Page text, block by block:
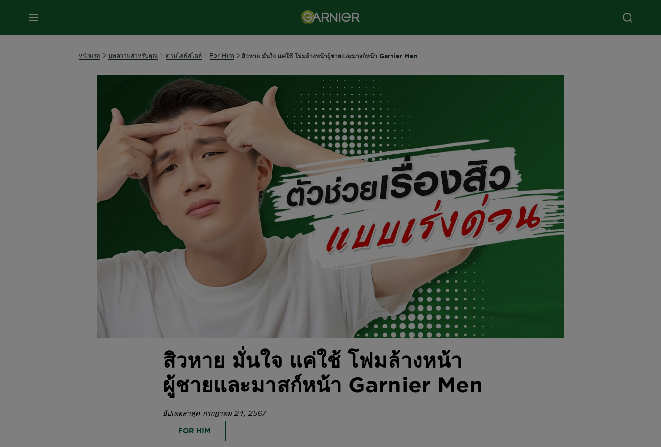
หน้าแรก บทความสำหรับคุณ ตามไลฟ์สไตล์ For Him สิวหาย มั่นใจ แค่ใช้ โฟมล้างหน้าผู้ชายและมาสก์หน้า Garnier Men
สิวหาย มั่นใจ แค่ใช้ โฟมล้างหน้า
ผู้ชายและมาสก์หน้า Garnier Men
อัปเดตล่าสุด กรกฎาคม 24, 2567
FOR HIM